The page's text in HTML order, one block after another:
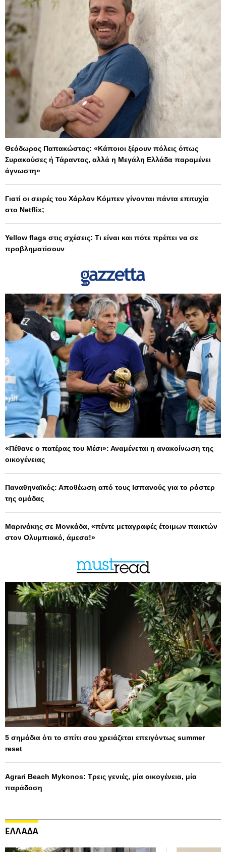
Θεόδωρος Παπακώστας: «Κάποιοι ξέρουν πόλεις όπως
Συρακούσες ή Τάραντας, αλλά η Μεγάλη Ελλάδα παραμένει
άγνωστη»
Γιατί οι σειρές του Χάρλαν Κόμπεν γίνονται πάντα επιτυχία
στο Netflix;
Yellow flags στις σχέσεις: Τι είναι και πότε πρέπει να σε
προβληματίσουν
«Πέθανε ο πατέρας του Μέσι»: Αναμένεται η ανακοίνωση της
οικογένειας
Παναθηναϊκός: Αποθέωση από τους Ισπανούς για το ρόστερ
της ομάδας
Μαρινάκης σε Μονκάδα, «πέντε μεταγραφές έτοιμων παικτών
στον Ολυμπιακό, άμεσα!»
5 σημάδια ότι το σπίτι σου χρειάζεται επειγόντως summer
reset
Agrari Beach Mykonos: Τρεις γενιές, μία οικογένεια, μία
παράδοση
ΕΛΛΑΔΑ